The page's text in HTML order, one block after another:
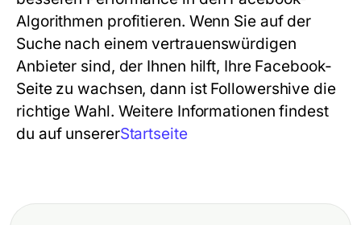
Algorithmen profitieren. Wenn Sie auf der
Suche nach einem vertrauenswürdigen
Anbieter sind, der Ihnen hilft, Ihre Facebook-
Seite zu wachsen, dann ist Followershive die
richtige Wahl. Weitere Informationen findest
du auf unsererStartseite